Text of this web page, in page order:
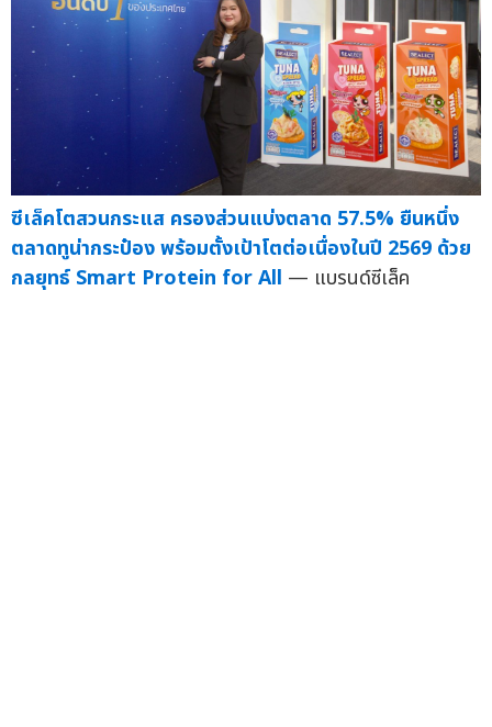
ซีเล็คโตสวนกระแส ครองส่วนแบ่งตลาด 57.5% ยืนหนึ่ง
ตลาดทูน่ากระป๋อง พร้อมตั้งเป้าโตต่อเนื่องในปี 2569 ด้วย
กลยุทธ์ Smart Protein for All — แบรนด์ซีเล็ค